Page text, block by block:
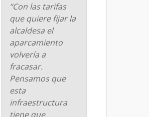
“Con las tarifas
que quiere fijar la
alcaldesa el
aparcamiento
volvería a
fracasar.
Pensamos que
esta
infraestructura
tiene que